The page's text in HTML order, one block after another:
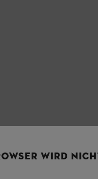
in un numero limitato
macchina. In questo caso,
danneggiato.WIRD